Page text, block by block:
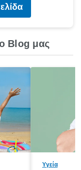
Blog μας
Υγεία